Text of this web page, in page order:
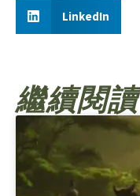
LinkedIn
繼續閱讀